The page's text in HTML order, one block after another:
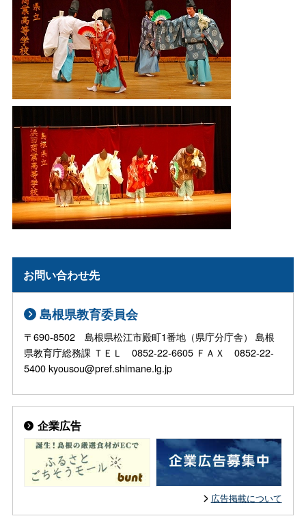
お問い合わせ先
島根県教育委員会
〒690-8502 島根県松江市殿町1番地（県庁分庁舎） 島根
県教育庁総務課 ＴＥＬ 0852-22-6605 ＦＡＸ 0852-22-
5400 kyousou@pref.shimane.lg.jp
企業広告
広告掲載について